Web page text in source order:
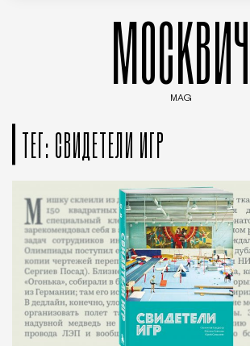
МОСКВИЧ
MAG
ТЕГ: СВИДЕТЕЛИ ИГР